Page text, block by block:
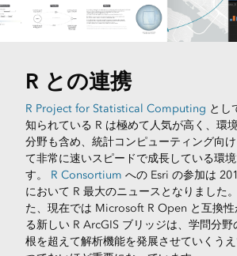
R との連携
R Project for Statistical Computing とし
知られている R は極めて人気が高く、環
分野も含め、統計コンピューティング向
て非常に速いスピードで成長している環
す。 R Consortium への Esri の参加は
において R 最大のニュースとなりました
た、現在では Microsoft R Open と互換性
る新しい R ArcGIS ブリッジは、学問分野
根を超えて解析機能を発展させていくう